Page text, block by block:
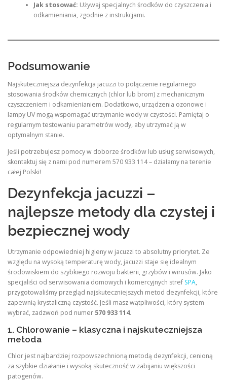
Jak stosować: Używaj specjalnych środków do czyszczenia i
odkamieniania, zgodnie z instrukcjami.
Podsumowanie
Najskuteczniejsza dezynfekcja jacuzzi to połączenie regularnego
stosowania środków chemicznych (chlor lub brom) z mechanicznym
czyszczeniem i odkamienianiem. Dodatkowo, urządzenia ozonowe i
lampy UV mogą wspomagać utrzymanie wody w czystości. Pamiętaj o
regularnym testowaniu parametrów wody, aby utrzymać ją w
optymalnym stanie.
Jeśli potrzebujesz pomocy w doborze środków lub usług serwisowych,
skontaktuj się z nami pod numerem 570 933 114 – działamy na terenie
całej Polski!
Dezynfekcja jacuzzi –
najlepsze metody dla czystej i
bezpiecznej wody
Utrzymanie odpowiedniej higieny w jacuzzi to absolutny priorytet. Ze
względu na wysoką temperaturę wody, jacuzzi staje się idealnym
środowiskiem do szybkiego rozwoju bakterii, grzybów i wirusów. Jako
specjaliści od serwisowania domowych i komercyjnych stref SPA,
przygotowaliśmy przegląd najskuteczniejszych metod dezynfekcji, które
zapewnią krystaliczną czystość. Jeśli masz wątpliwości, który system
wybrać, zadzwoń pod numer 570 933 114.
1. Chlorowanie – klasyczna i najskuteczniejsza
metoda
Chlor jest najbardziej rozpowszechnioną metodą dezynfekcji, cenioną
za szybkie działanie i wysoką skuteczność w zabijaniu większości
patogenów.